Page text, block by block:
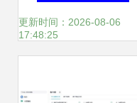
查询啦 附注册流程
更新时间：2026-08-06
17:48:25